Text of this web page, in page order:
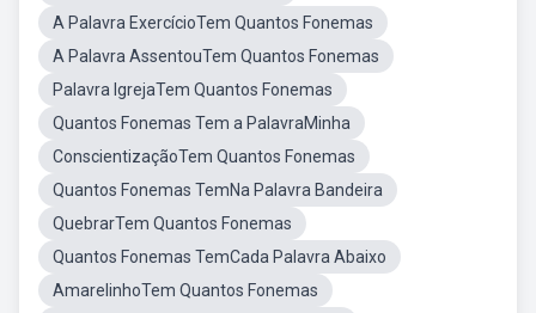
A Palavra ExercícioTem Quantos Fonemas
A Palavra AssentouTem Quantos Fonemas
Palavra IgrejaTem Quantos Fonemas
Quantos Fonemas Tem a PalavraMinha
ConscientizaçãoTem Quantos Fonemas
Quantos Fonemas TemNa Palavra Bandeira
QuebrarTem Quantos Fonemas
Quantos Fonemas TemCada Palavra Abaixo
AmarelinhoTem Quantos Fonemas